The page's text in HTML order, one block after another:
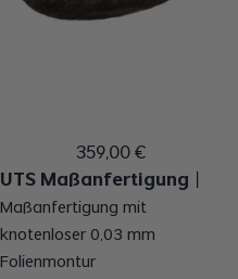
359,00 €
UTS Maßanfertigung
Maßanfertigung mit
knotenloser 0,03 mm
Folienmontur